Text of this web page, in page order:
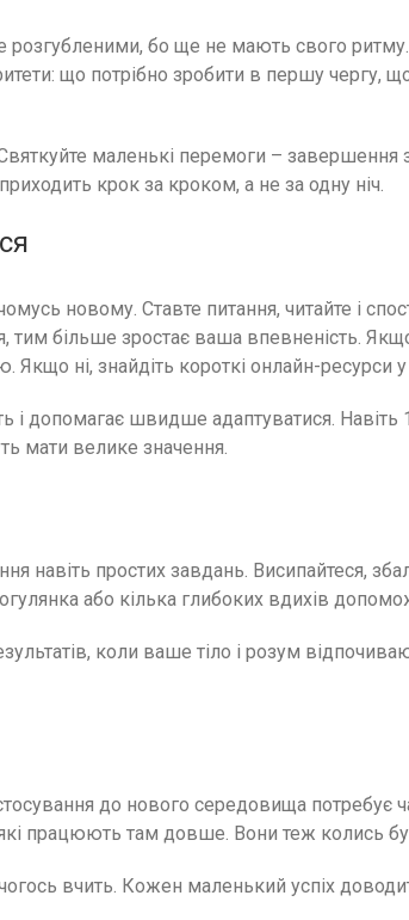
розгубленими, бо ще не мають свого
що потрібно зробити в першу чергу,
маленькі перемоги – завершення
крок за кроком, а не за одну ніч.
новому. Ставте питання, читайте і
тим більше зростає ваша впевненість.
ні, знайдіть короткі онлайн-ресурси у
і допомагає швидше адаптуватися. Навіть
мати велике значення.
навіть простих завдань. Висипайтеся,
або кілька глибоких вдихів
коли ваше тіло і розум
до нового середовища потребує
працюють там довше. Вони теж колись
вчить. Кожен маленький успіх